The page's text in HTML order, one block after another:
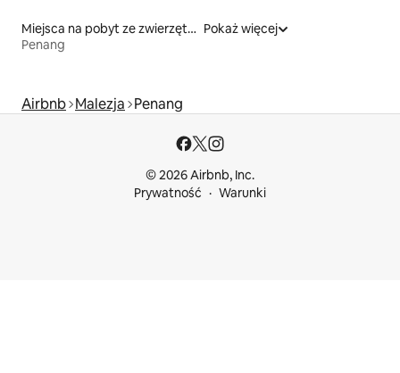
Miejsca na pobyt ze zwierzętami
Penang
Pokaż więcej
Airbnb Malezja Penang
© 2026 Airbnb, Inc.
Prywatność
Warunki